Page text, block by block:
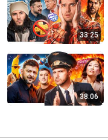
33:25
38:06